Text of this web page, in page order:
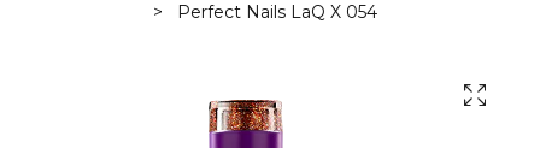
Perfect Nails LaQ X 054